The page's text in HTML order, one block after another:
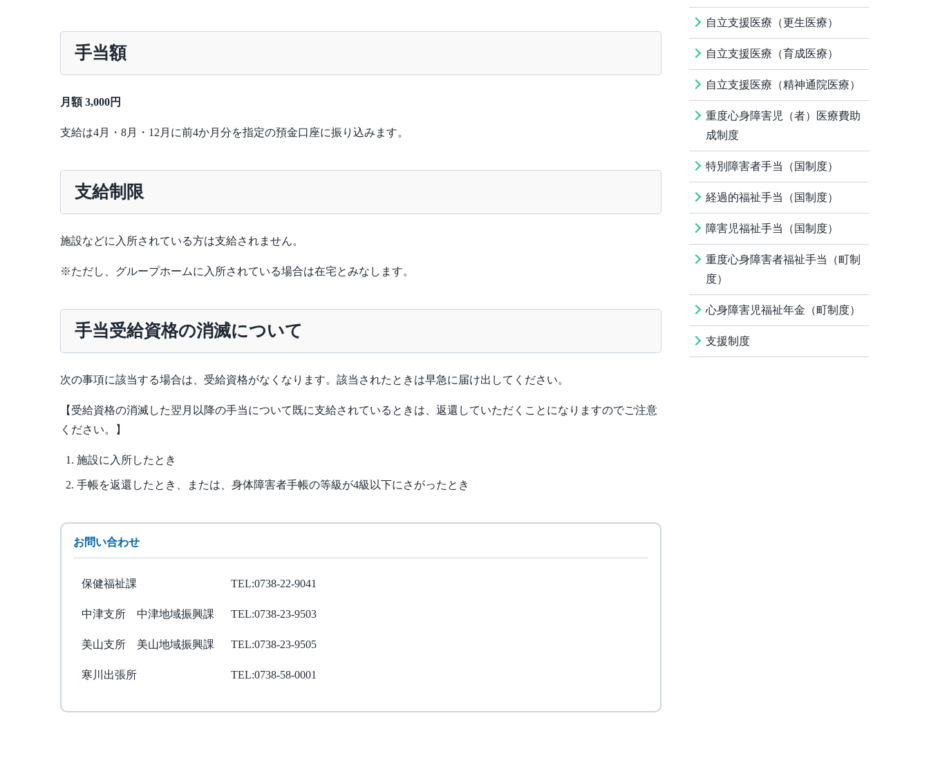
手当額
月額 3,000円
支給は4月・8月・12月に前4か月分を指定の預金口座に振り込みます。
支給制限
施設などに入所されている方は支給されません。
※ただし、グループホームに入所されている場合は在宅とみなします。
手当受給資格の消滅について
次の事項に該当する場合は、受給資格がなくなります。該当されたときは早急に届け出してください。
【受給資格の消滅した翌月以降の手当について既に支給されているときは、返還していただくことになりますのでご注意
ください。】
施設に入所したとき
手帳を返還したとき、または、身体障害者手帳の等級が4級以下にさがったとき
お問い合わせ
保健福祉課 TEL:0738-22-9041
中津支所 中津地域振興課 TEL:0738-23-9503
美山支所 美山地域振興課 TEL:0738-23-9505
寒川出張所 TEL:0738-58-0001
自立支援医療（更生医療）
自立支援医療（育成医療）
自立支援医療（精神通院医療）
重度心身障害児（者）医療費助
成制度
特別障害者手当（国制度）
経過的福祉手当（国制度）
障害児福祉手当（国制度）
重度心身障害者福祉手当（町制
度）
心身障害児福祉年金（町制度）
支援制度